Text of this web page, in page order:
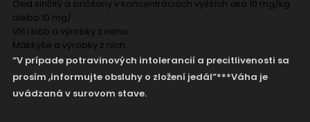
Oxid siričitý a siričitany v koncentráciách vyšších ako 10 mg/kg
alebo 10 mg/
Vlčí bôb a výrobky z neho.
Mäkkýše a výrobky z nich.
“V prípade potravinových intolerancií a precitlivenosti sa
prosím ,informujte obsluhy o zložení jedál”***Váha je
uvádzaná v surovom stave.